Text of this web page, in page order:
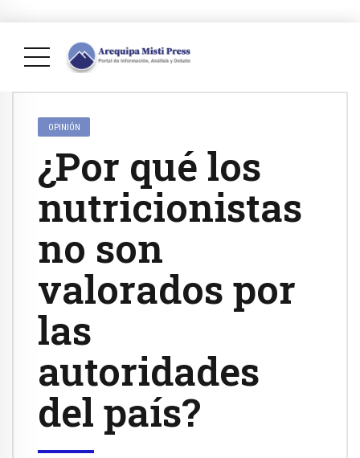
OPINIÓN
¿Por qué los
nutricionistas
no son
valorados por
las
autoridades
del país?